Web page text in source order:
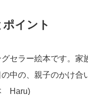
イント
セラー絵本です。家
中の、親子のかけ合
Haru)